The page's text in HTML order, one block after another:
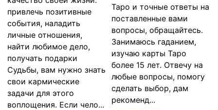
привлечь позитивные
события, наладить
личные отношения,
найти любимое дело,
получать подарки
Судьбы, вам нужно знать
свои кармические
задачи для этого
воплощения. Если чело...
Таро и точные ответы на
поставленные вами
вопросы, обращайтесь.
Занимаюсь гаданием,
изучаю карты Таро
более 15 лет. Отвечу на
любые вопросы, помогу
сделать выбор, дам
рекоменд...